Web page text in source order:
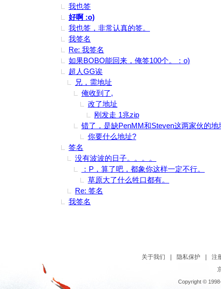
我也签
好啊 :o)
我也签，非常认真的签。
我签名
Re: 我签名
如果BOBO能回来，俺签100个。：o)
超人GG诶
兄，需地址
俺收到了,
改了地址
刚发走 1兆zip
错了，是缺PenMM和Steven这两家伙的地
你要什么地址?
签名
没有波波的日子。。。。
：P，算了吧，都象你这样一定不行。
草原大了什么牲口都有。
Re: 签名
我签名
关于我们 隐私保护
注
Copyright ©